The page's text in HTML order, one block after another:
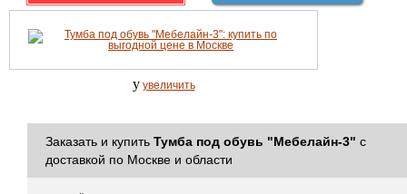
y увеличить
Заказать и купить Тумба под обувь "Мебелайн-3" с
доставкой по Москве и области